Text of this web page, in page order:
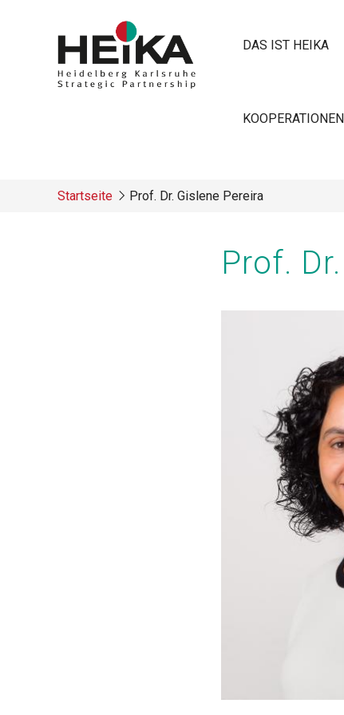
DAS IST HEIKA
KOOPERATIONEN
Startseite Prof. Dr. Gislene Pereira
Prof.